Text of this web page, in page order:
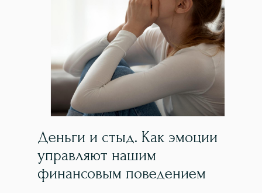
Деньги и стыд. Как эмоции
управляют нашим
финансовым поведением